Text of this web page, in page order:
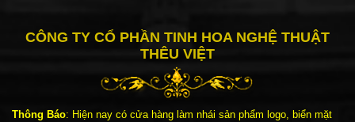
CÔNG TY CỔ PHẦN TINH HOA NGHỆ THUẬT
THÊU VIỆT
Thông Báo: Hiện nay có cửa hàng làm nhái sản phẩm logo, biển mặt